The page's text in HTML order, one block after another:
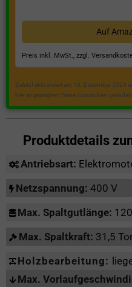
Auf
Preis inkl. MwSt., zzgl.
Zuletzt aktualisiert am 18. Dezember 2023
hier angezeigten Preise inzwischen
Produktdetails
Antriebsart:
Netzspannung: 400 V
Max. Spaltgutlänge:
Max. Spaltkraft: 31,5
Holzbearbeitung:
Max.